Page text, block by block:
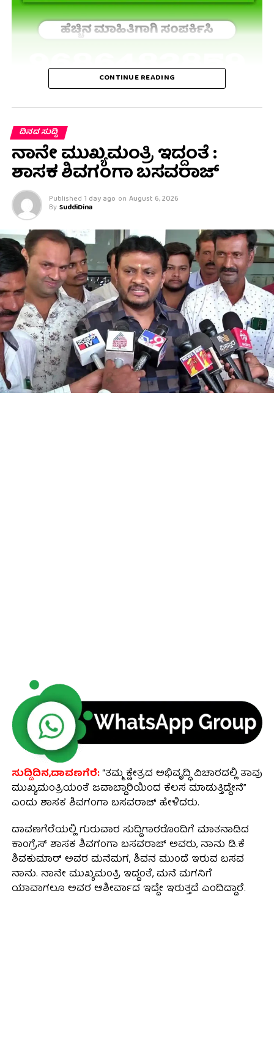
CONTINUE READING
ದಿನದ ಸುದ್ದಿ
ನಾನೇ ಮುಖ್ಯಮಂತ್ರಿ ಇದ್ದಂತೆ :
ಶಾಸಕ ಶಿವಗಂಗಾ ಬಸವರಾಜ್
Published 1 day ago on August 6, 2026
By SuddiDina
ಸುದ್ದಿದಿನ,ದಾವಣಗೆರೆ:“ತಮ್ಮ ಕ್ಷೇತ್ರದ ಅಭಿವೃದ್ಧಿ ವಿಚಾರದಲ್ಲಿ ತಾವು
ಮುಖ್ಯಮಂತ್ರಿಯಂತೆ ಜವಾಬ್ದಾರಿಯಿಂದ ಕೆಲಸ ಮಾಡುತ್ತಿದ್ದೇನೆ”
ಎಂದು ಶಾಸಕ ಶಿವಗಂಗಾ ಬಸವರಾಜ್ ಹೇಳಿದರು.
ದಾವಣಗೆರೆಯಲ್ಲಿ ಗುರುವಾರ ಸುದ್ದಿಗಾರರೊಂದಿಗೆ ಮಾತನಾಡಿದ
ಕಾಂಗ್ರೆಸ್ ಶಾಸಕ ಶಿವಗಂಗಾ ಬಸವರಾಜ್ ಅವರು, ನಾನು ಡಿ.ಕೆ
ಶಿವಕುಮಾರ್‌ ಅವರ ಮನೆಮಗ, ಶಿವನ ಮುಂದೆ ಇರುವ ಬಸವ
ನಾನು. ನಾನೇ ಮುಖ್ಯಮಂತ್ರಿ ಇದ್ದಂತೆ, ಮನೆ ಮಗನಿಗೆ
ಯಾವಾಗಲೂ ಅವರ ಆಶೀರ್ವಾದ ಇದ್ದೇ ಇರುತ್ತದೆ ಎಂದಿದ್ದಾರೆ.